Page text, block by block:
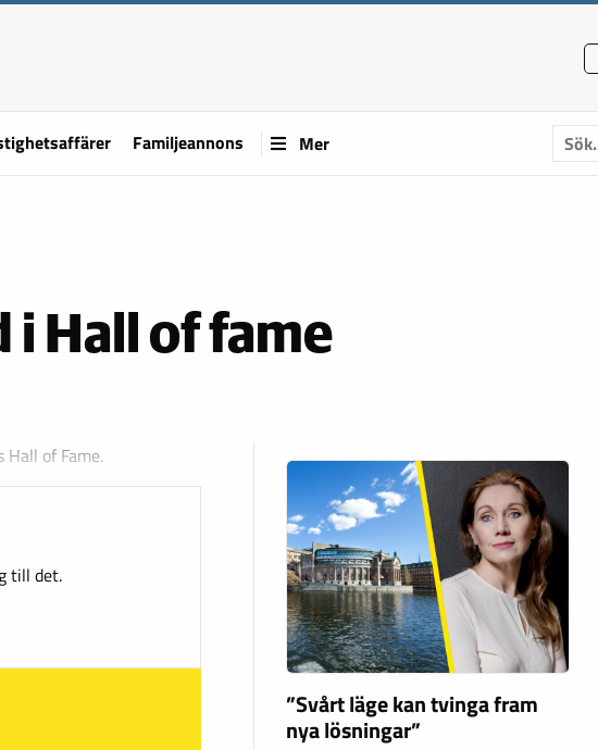
Familjeannons Mer
i Hall of fame
Hall of Fame.
till det.
”Svårt läge kan tvinga fram
nya lösningar”